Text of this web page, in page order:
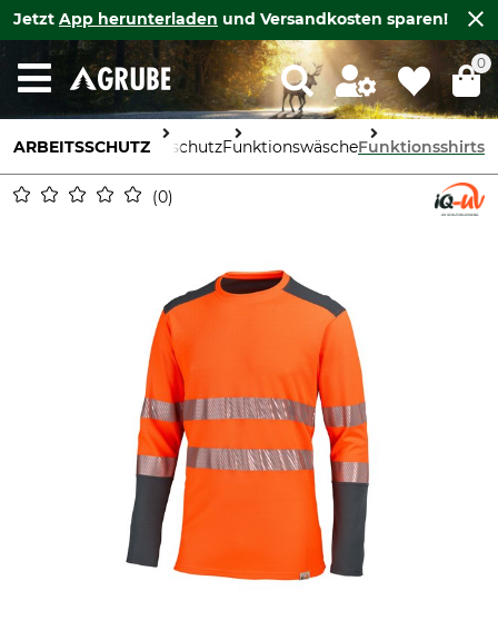
Jetzt App herunterladen und Versandkosten sparen!
0
ARBEITSSCHUTZKörperschutzFunktionswäscheFunktionsshirts
0